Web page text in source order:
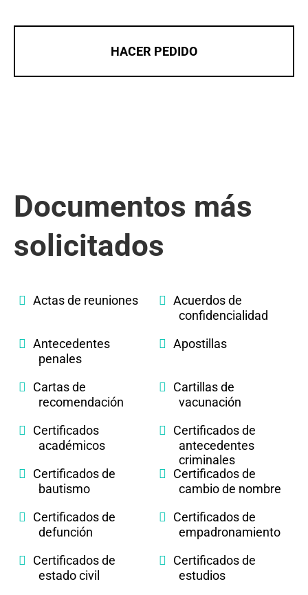
HACER PEDIDO
Documentos más
solicitados
Actas de reuniones
Acuerdos de
confidencialidad
Antecedentes
penales
Apostillas
Cartas de
recomendación
Cartillas de
vacunación
Certificados
académicos
Certificados de
antecedentes
criminales
Certificados de
bautismo
Certificados de
cambio de nombre
Certificados de
defunción
Certificados de
empadronamiento
Certificados de
estado civil
Certificados de
estudios